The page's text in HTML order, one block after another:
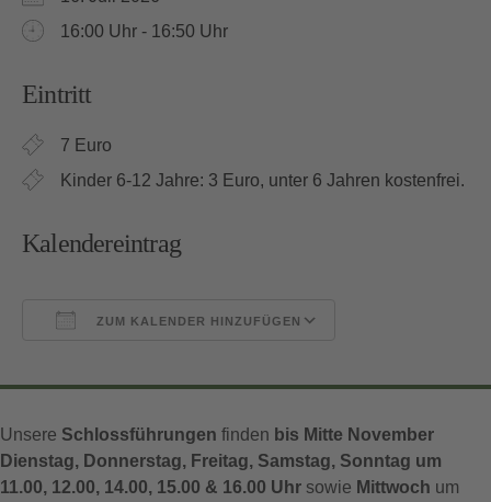
16:00 Uhr - 16:50 Uhr
Eintritt
7 Euro
Kinder 6-12 Jahre: 3 Euro, unter 6 Jahren kostenfrei.
Kalendereintrag
ZUM KALENDER HINZUFÜGEN
Unsere Schlossführungen finden bis Mitte November
Dienstag, Donnerstag, Freitag, Samstag, Sonntag um
11.00, 12.00, 14.00, 15.00 & 16.00 Uhr sowie Mittwoch um